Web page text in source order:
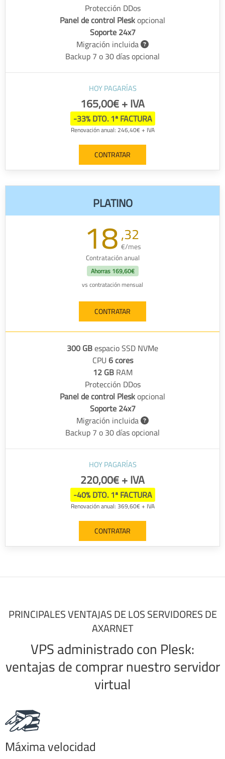
Protección DDos
Panel de control Pleskopcional
Soporte 24x7
Migración incluida
Backup 7 o 30 días opcional
HOY PAGARÍAS
165,00€ + IVA
-33% DTO. 1ª FACTURA
Renovación anual: 246,40€ + IVA
CONTRATAR
PLATINO
18,32
€/mes
Contratación anual
Ahorras169,60€
vs contratación mensual
CONTRATAR
300 GBespacio SSD NVMe
CPU6 cores
12 GBRAM
Protección DDos
Panel de control Pleskopcional
Soporte 24x7
Migración incluida
Backup 7 o 30 días opcional
HOY PAGARÍAS
220,00€ + IVA
-40% DTO. 1ª FACTURA
Renovación anual: 369,60€ + IVA
CONTRATAR
PRINCIPALES VENTAJAS DE LOS SERVIDORES DE
AXARNET
VPS administrado con Plesk:
ventajas de comprar nuestro servidor
virtual
Máxima velocidad